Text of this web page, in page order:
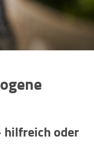
hilfreich oder